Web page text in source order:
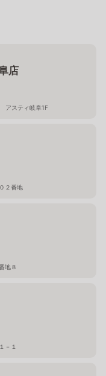
店
アスティ岐阜1F
２番地
地８
－１